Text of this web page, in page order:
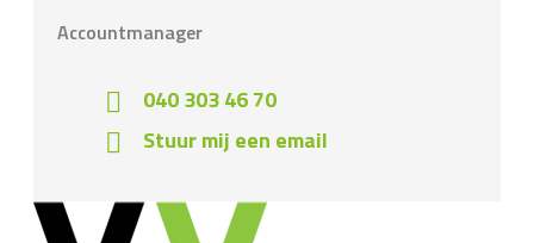
Accountmanager
040 303 46 70
Stuur mij een email